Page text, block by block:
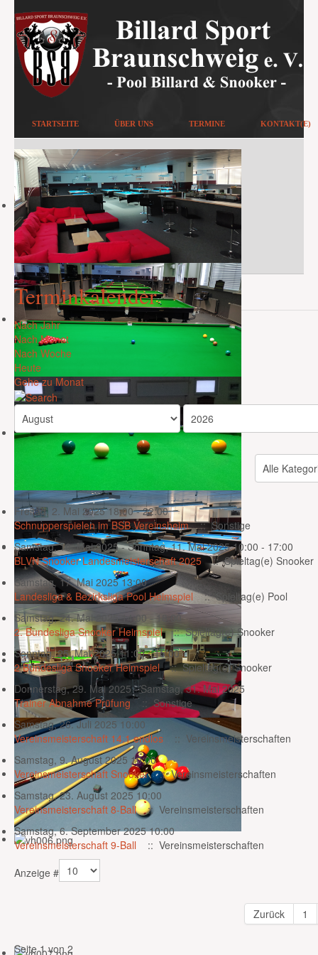
STARTSEITE ÜBER UNS TERMINE KONTAKT(E)
Terminkalender
Nach Jahr
Nach Monat
Nach Woche
Heute
Gehe zu Monat
Eine Kategorie auswählen um die Liste zu filtern
Freitag, 2. Mai 2025 18:00 - 22:00
Schnupperspielen im BSB Vereinsheim :: Sonstige
Samstag, 10. Mai 2025 - Sonntag, 11. Mai 2025 10:00 - 17:00
BLVN Snooker Landesmeisterschaft 2025 :: Spieltag(e) Snooker
Samstag, 17. Mai 2025 13:00
Landesliga & Bezirksliga Pool Heimspiel :: Spieltag(e) Pool
Samstag, 24. Mai 2025 14:00 - 18:00
2. Bundesliga Snooker Heimspiel :: Spieltag(e) Snooker
Sonntag, 25. Mai 2025 11:00 - 15:00
2 Bundesliga Snooker Heimspiel :: Spieltag(e) Snooker
Donnerstag, 29. Mai 2025 - Samstag, 31. Mai 2025
Trainer Abnahme Prüfung :: Sonstige
Samstag, 26. Juli 2025 10:00
Vereinsmeisterschaft 14.1 endlos
:: Vereinsmeisterschaften
Samstag, 9. August 2025 10:00
Vereinsmeisterschaft Snooker :: Vereinsmeisterschaften
Samstag, 23. August 2025 10:00
Vereinsmeisterschaft 8-Ball :: Vereinsmeisterschaften
Samstag, 6. September 2025 10:00
Vereinsmeisterschaft 9-Ball
:: Vereinsmeisterschaften
Limite der Paginierungsliste
Anzeige #
Zurück 1
Seite 1 von 2